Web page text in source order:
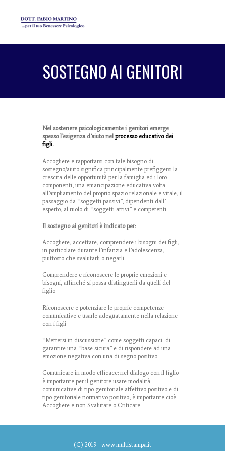
SOSTEGNO AI GENITORI
Nel sostenere psicologicamente i genitori emerge
spesso l’esigenza d’aiuto nelprocesso educativo dei
figli.
Accogliere e rapportarsi con tale bisogno di
sostegno/aiuto significa principalmente prefiggersi la
crescita delle opportunità per la famiglia ed i loro
componenti, una emancipazione educativa volta
all’ampliamento del proprio spazio relazionale e vitale, il
passaggio da “soggetti passivi”, dipendenti dall’
esperto, al ruolo di “soggetti attivi” e competenti.
Il sostegno ai genitori è indicato per:
Accogliere, accettare, comprendere i bisogni dei figli,
in particolare durante l’infanzia e l’adolescenza,
piuttosto che svalutarli o negarli
Comprendere e riconoscere le proprie emozioni e
bisogni, affinché si possa distinguerli da quelli del
figlio
Riconoscere e potenziare le proprie competenze
comunicative e usarle adeguatamente nella relazione
con i figli
“Mettersi in discussione” come soggetti capaci di
garantire una “base sicura” e di rispondere ad una
emozione negativa con una di segno positivo.
Comunicare in modo efficace: nel dialogo con il figlio
è importante per il genitore usare modalità
comunicative di tipo genitoriale affettivo positivo e di
tipo genitoriale normativo positivo; è importante cioè
Accogliere e non Svalutare o Criticare.
(C) 2019 - www.multistampa.it